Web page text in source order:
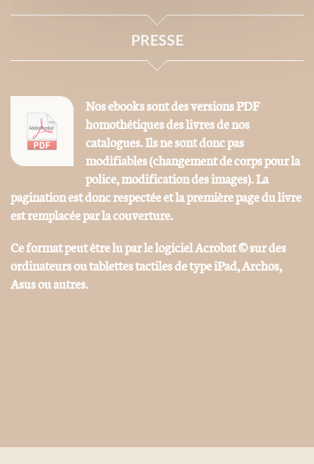
PRESSE
Nos ebooks sont des versions PDF
homothétiques des livres de nos
catalogues. Ils ne sont donc pas
modifiables (changement de corps pour la
police, modification des images). La
pagination est donc respectée et la première page du livre
est remplacée par la couverture.
Ce format peut être lu par le logiciel Acrobat © sur des
ordinateurs ou tablettes tactiles de type iPad, Archos,
Asus ou autres.